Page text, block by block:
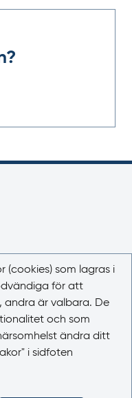
(cookies) som lagras i
för att
andra är valbara. De
och som
ändra ditt
i sidfoten